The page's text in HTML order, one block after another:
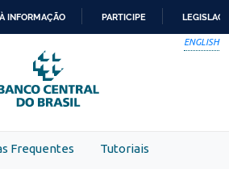
PARA
O
CONTEÚDO
INFORMAÇÃO PARTICIPE
ENGLISH
Frequentes Tutoriais